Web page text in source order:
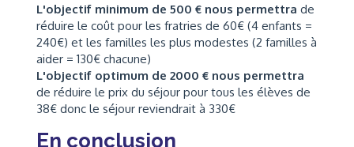
L'objectif minimum de 500 € nous permettra de
réduire le coût pour les fratries de 60€ (4 enfants =
240€) et les familles les plus modestes (2 familles à
aider = 130€ chacune)
L'objectif optimum de 2000 € nous permettra
de réduire le prix du séjour pour tous les élèves de
38€ donc le séjour reviendrait à 330€
En conclusion